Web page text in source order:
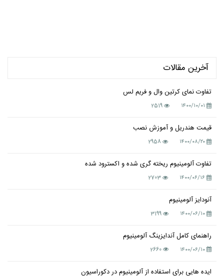
آخرین مقالات
تفاوت نمای کرتین وال و فریم لس
۱۴۰۰/۱۰/۰۱ 2519
قیمت هندریل و آموزش نصب
۱۴۰۰/۰۸/۲۰ 2958
تفاوت آلومینیوم ریخته گری شده و اکسترود شده
۱۴۰۰/۰۶/۱۶ 2703
آنودایز آلومینیوم
۱۴۰۰/۰۶/۱۰ 3199
راهنمای کامل آندایزینگ آلومینیوم
۱۴۰۰/۰۶/۱۰ 2660
ایده هایی برای استفاده از آلومینیوم در دکوراسیون